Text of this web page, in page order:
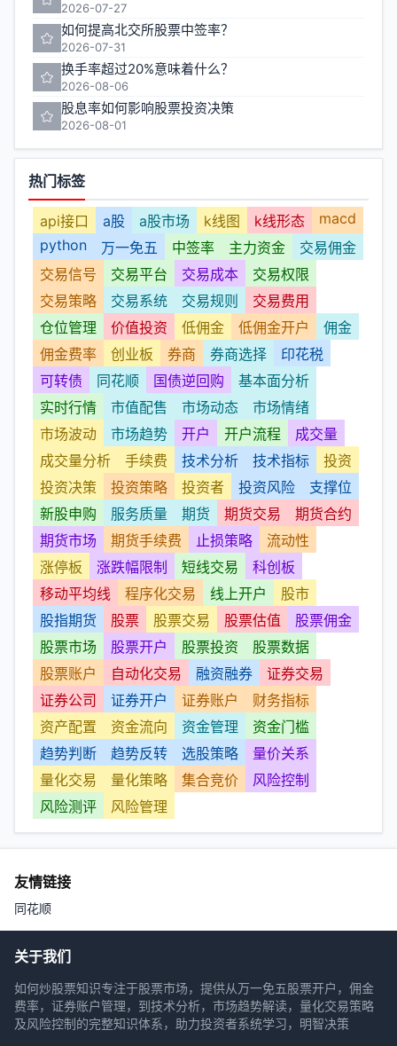
2026-07-27
如何提高北交所股票中签率？
2026-07-31
换手率超过20%意味着什么？
2026-08-06
股息率如何影响股票投资决策
2026-08-01
热门标签
api接口 a股 a股市场 k线图 k线形态
macd
python
万一免五 中签率 主力资金
交易佣金
交易信号
交易平台 交易成本
交易权限
交易策略
交易系统 交易规则
交易费用
仓位管理
价值投资 低佣金 低佣金开户
佣金
佣金费率
创业板 券商 券商选择
印花税
可转债
同花顺 国债逆回购
基本面分析
实时行情
市值配售 市场动态
市场情绪
市场波动
市场趋势 开户 开户流程
成交量
成交量分析
手续费 技术分析 技术指标
投资
投资决策
投资策略 投资者 投资风险
支撑位
新股申购
服务质量 期货 期货交易
期货合约
期货市场
期货手续费 止损策略
流动性
涨停板
涨跌幅限制 短线交易
科创板
移动平均线
程序化交易 线上开户
股市
股指期货
股票 股票交易 股票估值
股票佣金
股票市场
股票开户 股票投资
股票数据
股票账户
自动化交易 融资融券
证券交易
证券公司
证券开户 证券账户
财务指标
资产配置
资金流向 资金管理
资金门槛
趋势判断
趋势反转 选股策略
量价关系
量化交易
量化策略 集合竞价
风险控制
风险测评
风险管理
友情链接
同花顺
关于我们
如何炒股票知识专注于股票市场，提供从万一免五股票开户，佣金
费率，证券账户管理，到技术分析，市场趋势解读，量化交易策略
及风险控制的完整知识体系，助力投资者系统学习，明智决策